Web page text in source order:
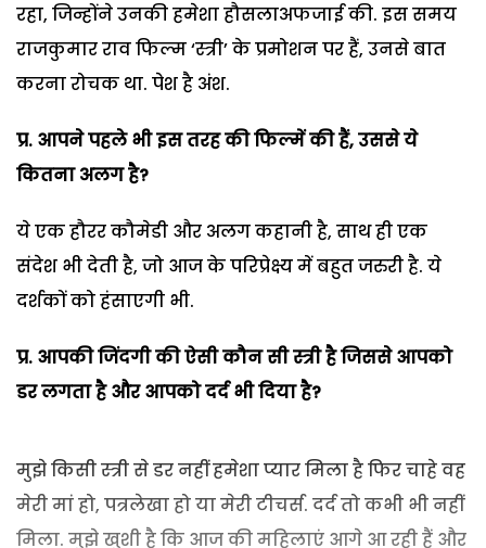
रहा, जिन्होंने उनकी हमेशा हौसलाअफजाई की. इस समय
राजकुमार राव फिल्म ‘स्त्री’ के प्रमोशन पर हैं, उनसे बात
करना रोचक था. पेश है अंश.
प्र. आपने पहले भी इस तरह की फिल्में कीहैं, उससे ये
कितना अलग है?
ये एक हौरर कौमेडी और अलग कहानी है, साथ ही एक
संदेश भी देती है, जो आज के परिप्रेक्ष्य में बहुत जरुरी है. ये
दर्शकों को हंसाएगी भी.
प्र. आपकी जिंदगी की ऐसी कौन सी स्त्री है जिससे आपको
डर लगता है और आपको दर्द भी दिया है?
मुझे किसी स्त्री से डर नहीं हमेशा प्यार मिला है फिर चाहे वह
मेरी मां हो, पत्रलेखा हो या मेरी टीचर्स. दर्द तो कभी भी नहीं
मिला. मुझे खुशी है कि आज की महिलाएं आगे आ रही हैं और